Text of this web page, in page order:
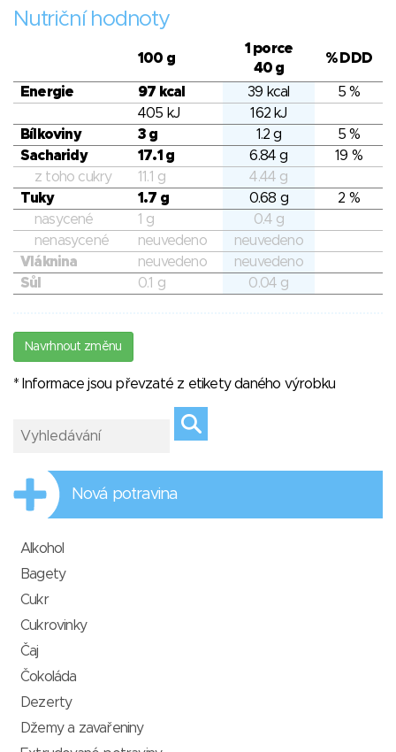
Nutriční hodnoty
100 g
1 porce
40 g
% DDD
Energie 97 kcal 39 kcal
5 %
405 kJ
162 kJ
Bílkoviny
3 g 1.2 g
5 %
Sacharidy
17.1 g 6.84 g
19 %
z toho cukry
11.1 g
4.44 g
Tuky
1.7 g 0.68 g
2 %
nasycené
1 g
0.4 g
nenasycené
neuvedeno
neuvedeno
Vláknina
neuvedeno
neuvedeno
Sůl
0.1 g 0.04 g
Navrhnout změnu
* Informace jsou převzaté z etikety daného výrobku
Nová potravina
Alkohol
Bagety
Cukr
Cukrovinky
Čaj
Čokoláda
Dezerty
Džemy a zavařeniny